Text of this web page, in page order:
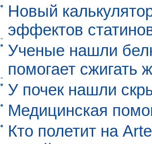
Новый
эффектов
Ученые нашли
помогает сжигать
У почек нашли
Медицинская
Кто полетит на